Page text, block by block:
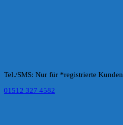
Tel./SMS: Nur für *registrierte Kunden
01512 327 4582